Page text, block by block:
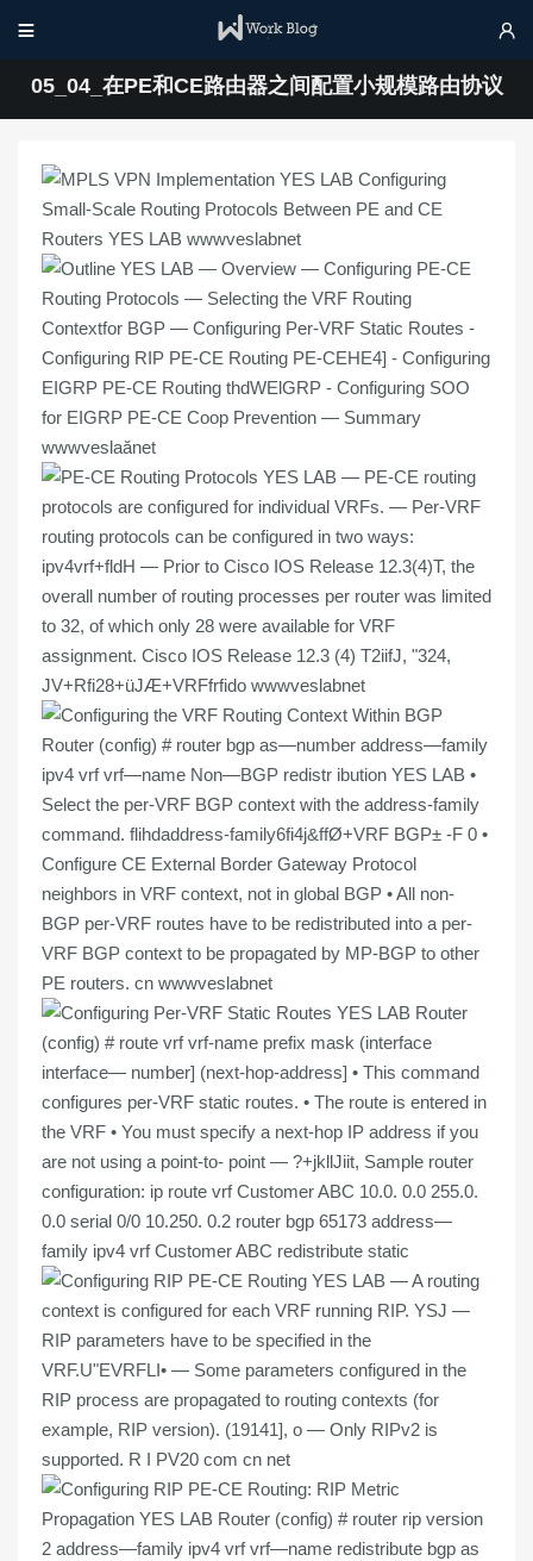
 
05_04_在PE和CE路由器之间配置小规模路由协议